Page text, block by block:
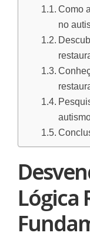
Como
no
Lógica